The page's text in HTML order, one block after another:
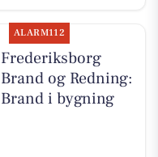
ALARM112
Frederiksborg
Brand og Redning:
Brand i bygning